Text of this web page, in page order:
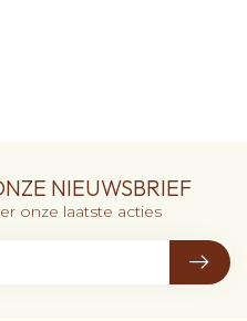
NIEUWSBRIEF
onze laatste acties